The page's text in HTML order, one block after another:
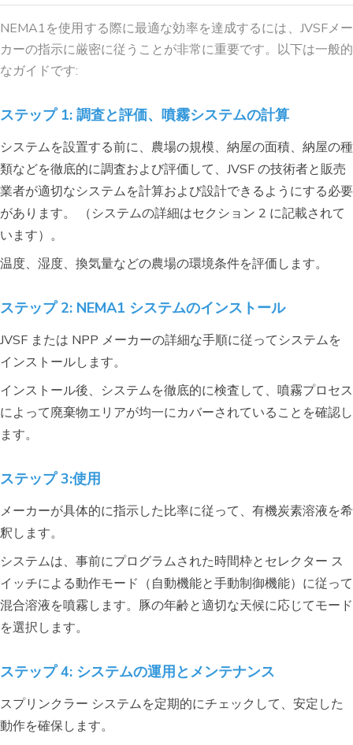
NEMA1を使用する際に最適な効率を達成するには、JVSFメー
カーの指示に厳密に従うことが非常に重要です。以下は一般的
なガイドです:
ステップ 1: 調査と評価、噴霧システムの計算
システムを設置する前に、農場の規模、納屋の面積、納屋の種
類などを徹底的に調査および評価して、JVSF の技術者と販売
業者が適切なシステムを計算および設計できるようにする必要
があります。 （システムの詳細はセクション 2 に記載されて
います）。
温度、湿度、換気量などの農場の環境条件を評価します。
ステップ 2: NEMA1 システムのインストール
JVSF または NPP メーカーの詳細な手順に従ってシステムを
インストールします。
インストール後、システムを徹底的に検査して、噴霧プロセス
によって廃棄物エリアが均一にカバーされていることを確認し
ます。
ステップ 3:使用
メーカーが具体的に指示した比率に従って、有機炭素溶液を希
釈します。
システムは、事前にプログラムされた時間枠とセレクター ス
イッチによる動作モード（自動機能と手動制御機能）に従って
混合溶液を噴霧します。豚の年齢と適切な天候に応じてモード
を選択します。
ステップ 4: システムの運用とメンテナンス
スプリンクラー システムを定期的にチェックして、安定した
動作を確保します。